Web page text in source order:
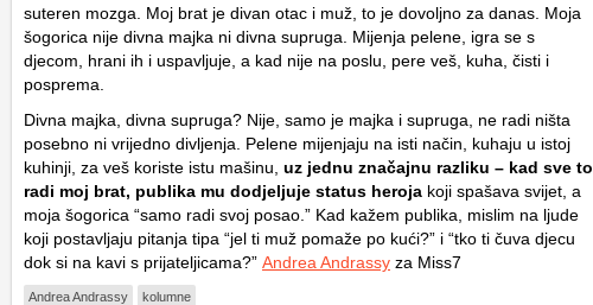
suteren mozga. Moj brat je divan otac i muž, to je dovoljno za danas. Moja
šogorica nije divna majka ni divna supruga. Mijenja pelene, igra se s
djecom, hrani ih i uspavljuje, a kad nije na poslu, pere veš, kuha, čisti i
posprema.
Divna majka, divna supruga? Nije, samo je majka i supruga, ne radi ništa
posebno ni vrijedno divljenja. Pelene mijenjaju na isti način, kuhaju u istoj
kuhinji, za veš koriste istu mašinu, uz jednu značajnu razliku – kad sve to
radi moj brat, publika mu dodjeljuje status heroja koji spašava svijet, a
moja šogorica “samo radi svoj posao.” Kad kažem publika, mislim na ljude
koji postavljaju pitanja tipa “jel ti muž pomaže po kući?” i “tko ti čuva djecu
dok si na kavi s prijateljicama?” Andrea Andrassy za Miss7
Andrea Andrassy kolumne